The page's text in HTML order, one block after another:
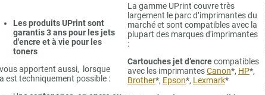
Les produits UPrint sont
garantis 3 ans pour les jets
d'encre et à vie pour les
toners
apportent aussi, lorsque
est techniquement possible :
La gamme UPrint couvre très
largement le parc d’imprimantes du
marché et sont compatibles avec la
plupart des marques d'imprimantes
:
Cartouches jet d’encrecompatibles
avec les imprimantesCanon*, HP*,
Brother*, Epson*, Lexmark*